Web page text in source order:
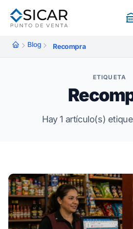
Blog Recompra
ETIQUETA
Hay 1 artículo(s)